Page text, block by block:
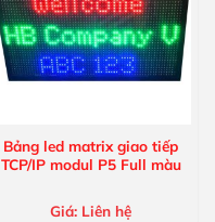
Bảng led matrix giao tiếp
TCP/IP modul P5 Full màu
Giá: Liên hệ